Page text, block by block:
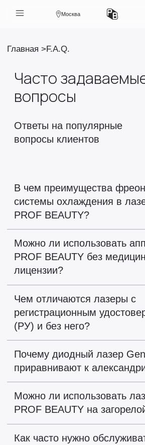
Москва
Главная F.A.Q.
Часто
вопросы
Ответы на популярные
вопросы клиентов
В чем преимущества
системы охлаждения в
PROF BEAUTY?
Можно ли использовать
PROF BEAUTY без
лицензии?
Чем отличаются лазеры с
регистрационным
(РУ) и без него?
Почему диодный лазер
приравнивают к
Можно ли использовать
PROF BEAUTY на
Как часто нужно